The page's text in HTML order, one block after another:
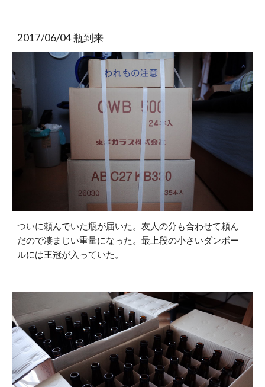
2017/06/04 瓶到来
ついに頼んでいた瓶が届いた。友人の分も合わせて頼ん
だので凄まじい重量になった。最上段の小さいダンボー
ルには王冠が入っていた。